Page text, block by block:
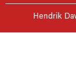
Hendrik